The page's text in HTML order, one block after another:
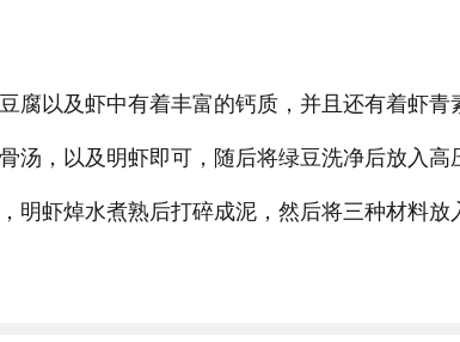
腐以及虾中有着丰富的钙质，并且还有着虾青
汤，以及明虾即可，随后将绿豆洗净后放入
明虾焯水煮熟后打碎成泥，然后将三种材料放